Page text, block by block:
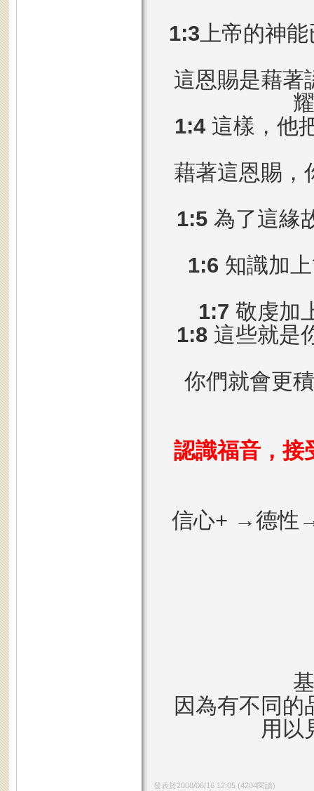
1:3上帝的神
這恩賜是藉著
1:4 這樣，他
藉著這恩賜，
1:5 為了這緣
1:6 知識加
1:7 敬虔加
1:8 這些就是
你們就會更
認識福音，接
信心+ →德性
因為有不同
用以
發表於2008/06/16 12:05(4204閱讀)